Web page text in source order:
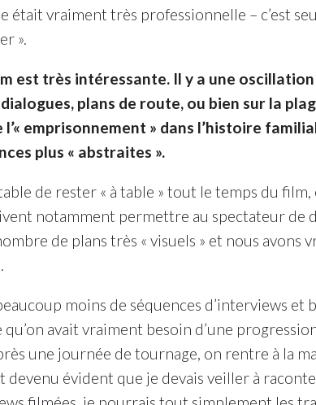
était vraiment très professionnelle – c’est
».
est très intéressante. Il y a une
plans de route, ou bien sur la
emprisonnement » dans l’histoire
plus « abstraites ».
de rester « à table » tout le temps du
notamment permettre au spectateur de
de plans très « visuels » et nous
moins de séquences d’interviews et
avait vraiment besoin d’une
une journée de tournage, on rentre à la
évident que je devais veiller à